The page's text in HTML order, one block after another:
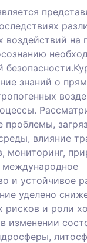
воздействий на
знаний о
проблемы,
влияние
мониторинг,
международное
и устойчивое
уделено
рисков и роли
изменении